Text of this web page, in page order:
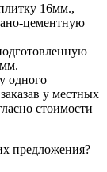
16мм.,
цементную
одного
у местных
стоимости
предложения?